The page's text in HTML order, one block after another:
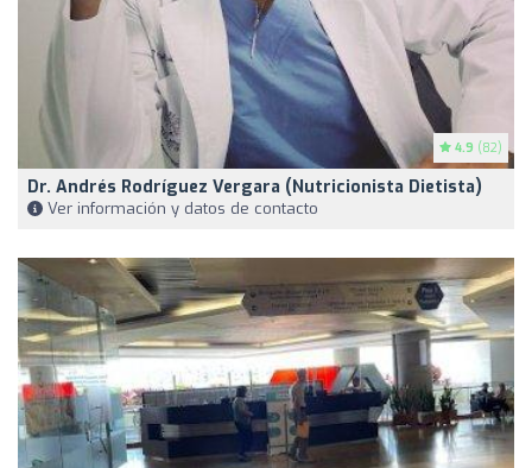
4.9 (82)
Dr. Andrés Rodríguez Vergara (Nutricionista Dietista)
Ver información y datos de contacto